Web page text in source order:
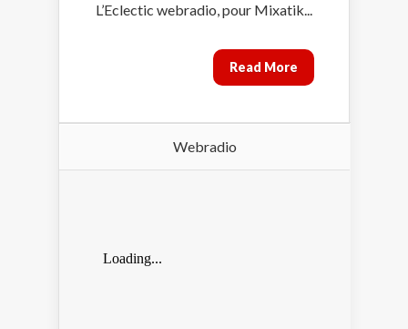
L’Eclectic webradio, pour Mixatik...
Read More
Webradio